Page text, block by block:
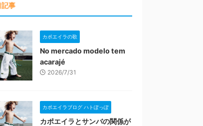
記事
カポエイラの歌
No mercado modelo tem
acarajé
2026/7/31
カポエイラブログ ハトぽっぽ
カポエイラとサンバの関係が